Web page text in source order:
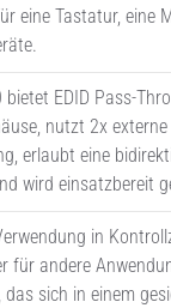
eine Tastatur, eine
bietet EDID Pass-
nutzt 2x
erlaubt eine
wird einsatzbereit
in
für andere
das sich in einem